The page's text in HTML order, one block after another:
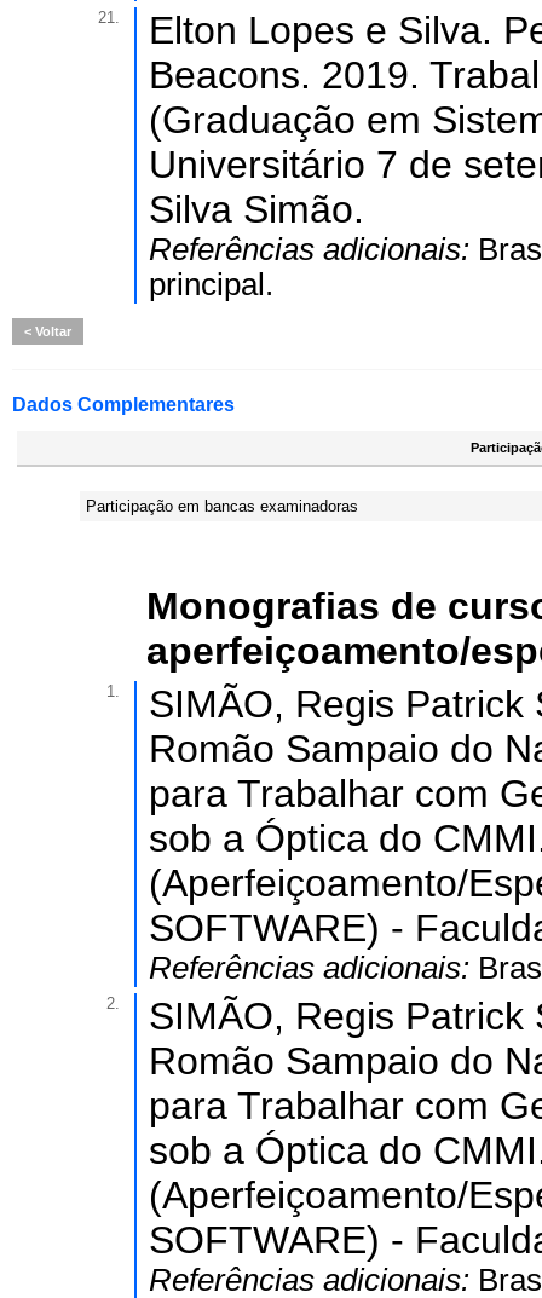
21.
Elton Lopes e Silva.
Beacons. 2019.
(Graduação em
Universitário 7 de
Silva Simão.
Referências adicionais:
principal.
Voltar
Dados Complementares
Participação em bancas examinadoras
Monografias de
aperfeiçoamento/
1.
SIMÃO, Regis
Romão Sampaio do
para Trabalhar com
sob a Óptica do
(Aperfeiçoamento/
SOFTWARE) -
Referências adicionais:
2.
SIMÃO, Regis
Romão Sampaio do
para Trabalhar com
sob a Óptica do
(Aperfeiçoamento/
SOFTWARE) -
Referências adicionais: